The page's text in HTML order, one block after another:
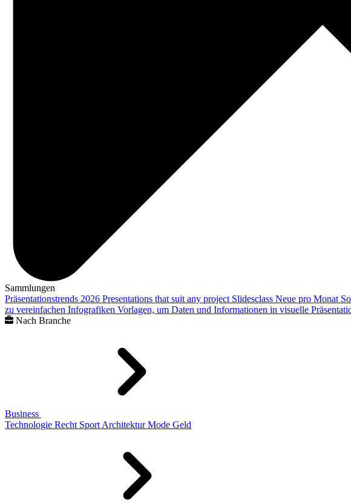
Sammlungen
Präsentationstrends 2026 Presentations that suit any project Slidesclass Neue pro Monat
zu vereinfachen Infografiken Vorlagen, um Daten und Informationen in visuelle
Nach Branche
Business
Technologie Recht Sport Architektur Mode Geld